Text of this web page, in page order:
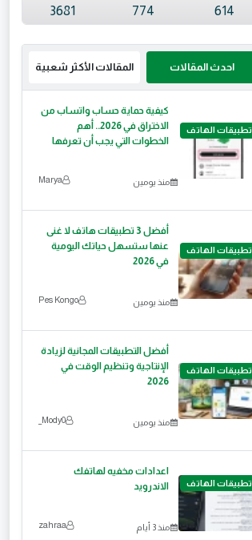
614
774
3681
احدث المقالات المقالات الأكثر شعبية
تطبيقات الهاتف
كيفية حماية حساب واتساب من
الاختراق في 2026.. أهم
الخطوات التي يجب أن تعرفها
منذ يومين Marya
تطبيقات الهاتف
أفضل 3 تطبيقات هاتف لا غنى
عنها ستسهل حياتك اليومية
في 2026
منذ يومين Pes Kongo
تطبيقات الهاتف
أفضل التطبيقات المجانية لزيادة
الإنتاجية وتنظيم الوقت في
2026
منذ يومين Mody0_
تطبيقات الهاتف
اعدادات مخفيه لهاتفك
الاندرويد
منذ 3 أيام zahraa